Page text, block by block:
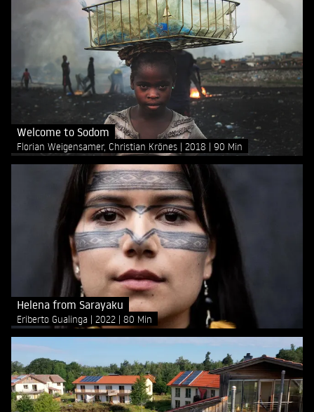
Welcome to Sodom
Florian Weigensamer, Christian Krönes 2018 90 Min
Helena from Sarayaku
Eriberto Gualinga 2022 80 Min